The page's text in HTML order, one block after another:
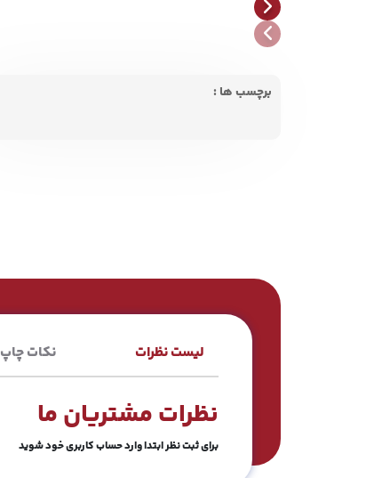
برچسب ها :
لیست نظرات نکات چاپ
نظرات مشتریان ما
برای ثبت نظر ابتدا وارد حساب کاربری خود شوید